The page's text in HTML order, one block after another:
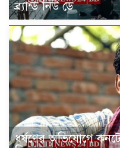
ব্র্যান্ড নিউ ডে
ধর্ষণের অভিযোগে